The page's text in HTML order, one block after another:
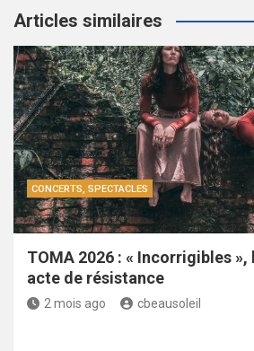
Articles similaires
CONCERTS, SPECTACLES
TOMA 2026 : « Incorrigibles
acte de résistance
2 mois ago cbeausoleil